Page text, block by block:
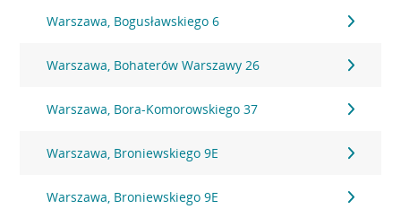
Warszawa, Bogusławskiego 6
Warszawa, Bohaterów Warszawy 26
Warszawa, Bora-Komorowskiego 37
Warszawa, Broniewskiego 9E
Warszawa, Broniewskiego 9E